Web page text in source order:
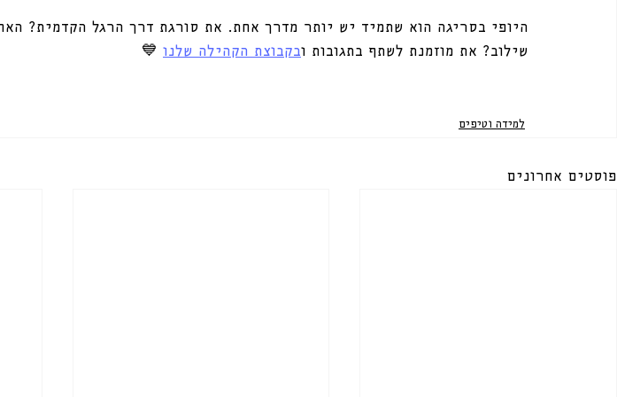
היופי בסריגה הוא שתמיד יש יותר מדרך אחת. את סורגת דרך הרגל הקדמית?
שילוב? את מוזמנת לשתף בתגובות ובקבוצת הקהילה שלנו 💙
למידה וטיפים
פוסטים אחרונים